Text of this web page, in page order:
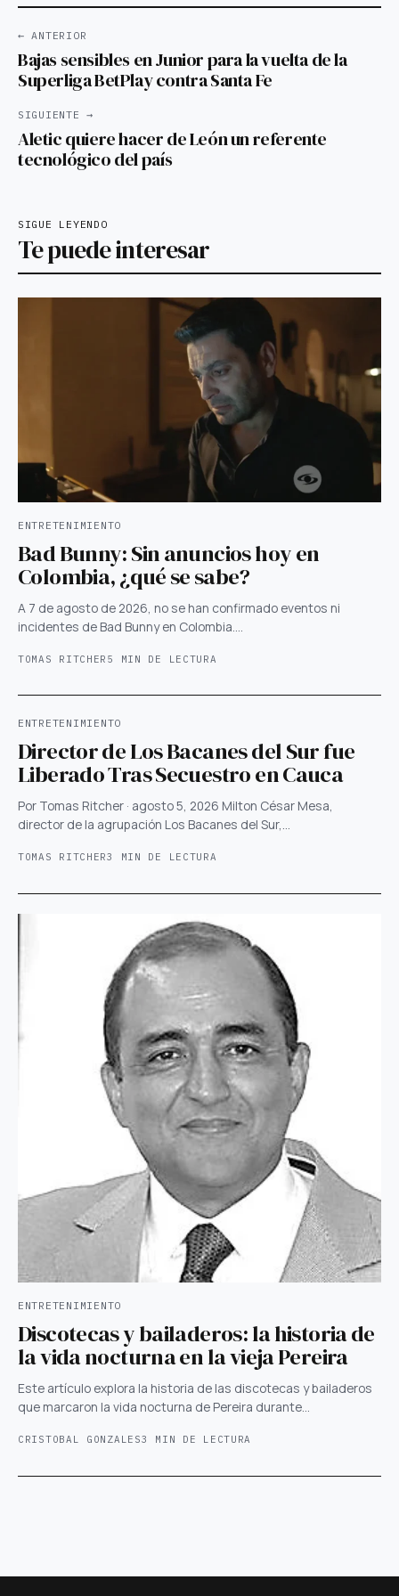
← ANTERIOR
Bajas sensibles en Junior para la vuelta de la
Superliga BetPlay contra Santa Fe
SIGUIENTE →
Aletic quiere hacer de León un referente
tecnológico del país
SIGUE LEYENDO
Te puede interesar
ENTRETENIMIENTO
Bad Bunny: Sin anuncios hoy en
Colombia, ¿qué se sabe?
A 7 de agosto de 2026, no se han confirmado eventos ni
incidentes de Bad Bunny en Colombia.…
TOMAS RITCHER 5 MIN DE LECTURA
ENTRETENIMIENTO
Director de Los Bacanes del Sur fue
Liberado Tras Secuestro en Cauca
Por Tomas Ritcher · agosto 5, 2026 Milton César Mesa,
director de la agrupación Los Bacanes del Sur,…
TOMAS RITCHER3 MIN DE LECTURA
ENTRETENIMIENTO
Discotecas y bailaderos: la historia de
la vida nocturna en la vieja Pereira
Este artículo explora la historia de las discotecas y bailaderos
que marcaron la vida nocturna de Pereira durante…
CRISTOBAL GONZALES3 MIN DE LECTURA